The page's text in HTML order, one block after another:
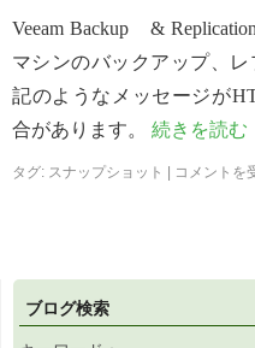
Veeam Backup &
マシンのバックアップ、
記のようなメッセージが
合があります。 続きを読む
タグ: スナップショット コメントを
ブログ検索